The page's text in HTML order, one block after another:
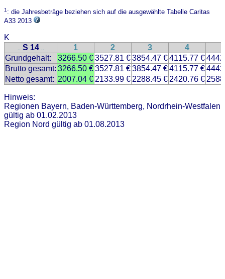
1: die Jahresbeträge beziehen sich auf die ausgewählte Tabelle Caritas
A33 2013
K
.. S 14 .. 1 2 3 4
Grundgehalt:
3266.50 €3527.81 €3854.47 €4115.77 €
Brutto gesamt: 3266.50 €3527.81 €3854.47 €4115.77 €
Netto gesamt: 2007.04 € 2133.99 € 2288.45 € 2420.76 €
Hinweis:
Regionen Bayern, Baden-Württemberg, Nordrhein-Westfalen
gültig ab 01.02.2013
Region Nord gültig ab 01.08.2013